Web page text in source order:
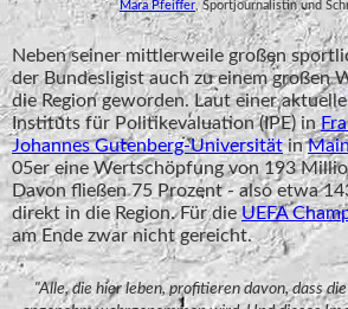
Mara Pfeiffer, Sportjournalistin und
Neben seiner mittlerweile großen
der Bundesligist auch zu einem großen
die Region geworden. Laut einer
Instituts für Politikevaluation (IPE) in
Johannes Gutenberg-Universitätin
05er eine Wertschöpfung von 193
Davon fließen 75 Prozent - also etwa
direkt in die Region. Für dieUEFA
am Ende zwar nicht gereicht.
"Alle, die hier leben, profitieren davon, dass